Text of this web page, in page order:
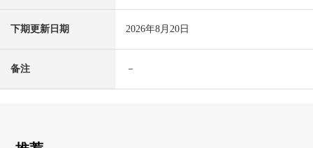
下期更新日期 2026年8月20日
备注 －